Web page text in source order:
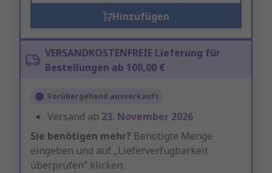
Hinzufügen
VERSANDKOSTENFREIE Lieferung für
Bestellungen ab 100,00 €
Vorübergehend ausverkauft
Versand ab 23. November 2026
Sie benötigen mehr? Benötigte Menge
eingeben und auf „Lieferverfügbarkeit
überprüfen“ klicken.